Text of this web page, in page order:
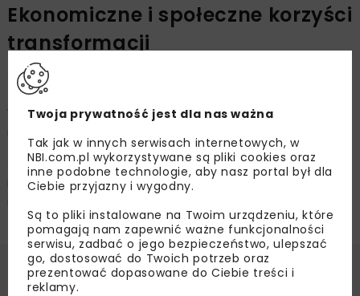
Ekonomiczne i społeczne korzyści
transformacji
Jak podkreśliła wiceministra Zielińska,
to największy projekt modernizacyjny po 1989 r.
W jego efekcie ceny energii dla gospodarstw domowych
Jednocześnie zakłada się wzrost nakładów na badania
i rozwój – do 2,5% PKB w 2030 r., co ma wzmocnić
Źródło:Ministerstwo Klimatu i Środowiska
Twoja prywatność jest dla nas ważna
Tak jak w innych serwisach internetowych, w
NBI.com.pl wykorzystywane są pliki cookies oraz
inne podobne technologie, aby nasz portal był dla
Ciebie przyjazny i wygodny.
Są to pliki instalowane na Twoim urządzeniu, które
pomagają nam zapewnić ważne funkcjonalności
serwisu, zadbać o jego bezpieczeństwo, ulepszać
go, dostosować do Twoich potrzeb oraz
prezentować dopasowane do Ciebie treści i
reklamy.